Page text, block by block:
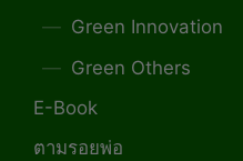
Green Innovation
Green Others
E-Book
ตามรอยพ่อ